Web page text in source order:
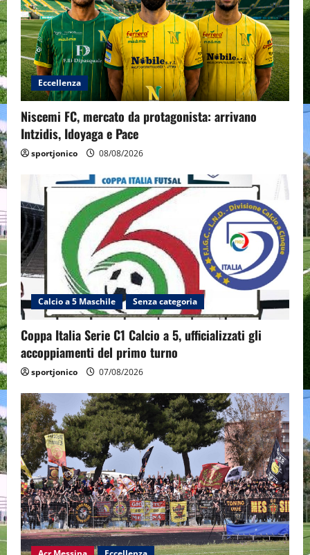
Eccellenza
Niscemi FC, mercato da protagonista: arrivano
Intzidis, Idoyaga e Pace
sportjonico 08/08/2026
Calcio a 5 Maschile Senza categoria
Coppa Italia Serie C1 Calcio a 5, ufficializzati gli
accoppiamenti del primo turno
sportjonico 07/08/2026